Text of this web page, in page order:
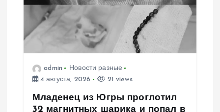
з
admin
Новости разные
4 августа, 2026
21 views
Младенец из Югры проглотил
32 магнитных шарика и попал в